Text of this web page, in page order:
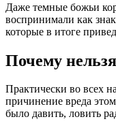
Даже темные божьи
воспринимали как
которые в итоге
Почему
Практически во всех
причинение вреда
было давить, ловить